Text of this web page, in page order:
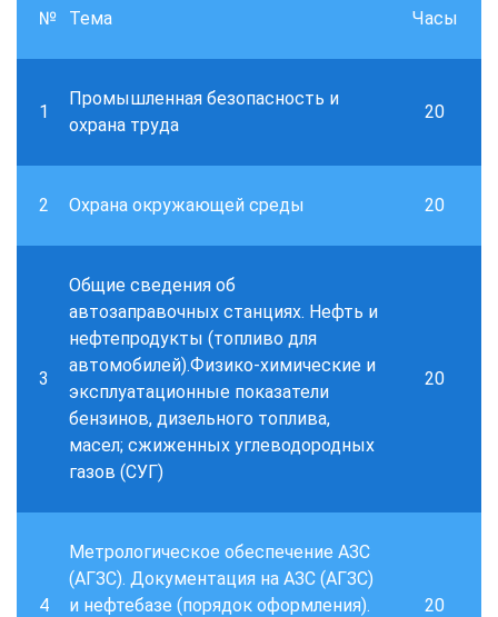
№ Тема Часы
1
Промышленная безопасность и
охрана труда
20
2 Охрана окружающей среды 20
3
Общие сведения об
автозаправочных станциях. Нефть и
нефтепродукты (топливо для
автомобилей).Физико-химические и
эксплуатационные показатели
бензинов, дизельного топлива,
масел; сжиженных углеводородных
газов (СУГ)
20
4
Метрологическое обеспечение АЗС
(АГЗС). Документация на АЗС (АГЗС)
и нефтебазе (порядок оформления).
20